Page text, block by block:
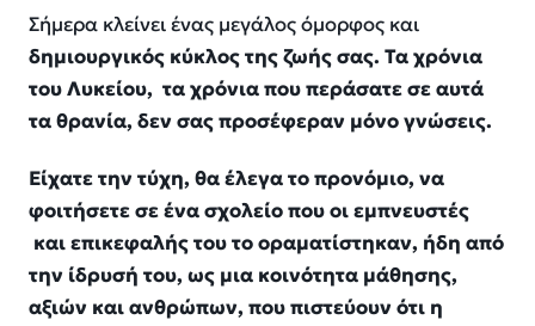
Σήμερα κλείνει ένας μεγάλος όμορφος και
δημιουργικός κύκλος της ζωής σας. Τα χρόνια
του Λυκείου, τα χρόνιαπου περάσατε σε αυτά
τα θρανία, δεν σας προσέφεραν μόνο γνώσεις.
Είχατε την τύχη, θα έλεγατο προνόμιο, να
φοιτήσετε σε ένα σχολείο που οι εμπνευστές
και επικεφαλής του το οραματίστηκαν, ήδη από
την ίδρυσή του, ως μια κοινότητα μάθησης,
αξιών και ανθρώπων, που πιστεύουν ότι η